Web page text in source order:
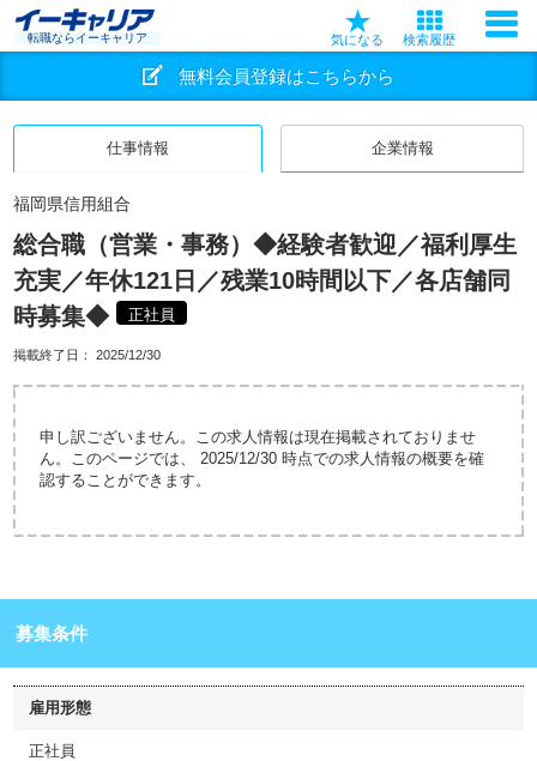
転職ならイーキャリア 気になる 検索履歴
無料会員登録はこちらから
仕事情報 企業情報
福岡県信用組合
総合職（営業・事務）◆経験者歓迎／福利厚生
充実／年休121日／残業10時間以下／各店舗同
時募集◆
正社員
掲載終了日： 2025/12/30
申し訳ございません。この求人情報は現在掲載されておりませ
ん。このページでは、 2025/12/30 時点での求人情報の概要を確
認することができます。
募集条件
雇用形態
正社員